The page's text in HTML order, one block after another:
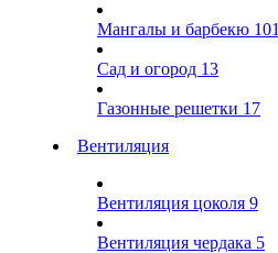
Мангалы и барбекю 101
Сад и огород 13
Газонные решетки 17
Вентиляция
Вентиляция цоколя 9
Вентиляция чердака 5